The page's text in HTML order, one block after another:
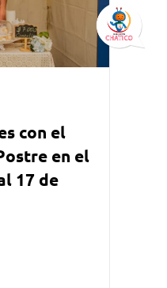
con el
en el
17 de